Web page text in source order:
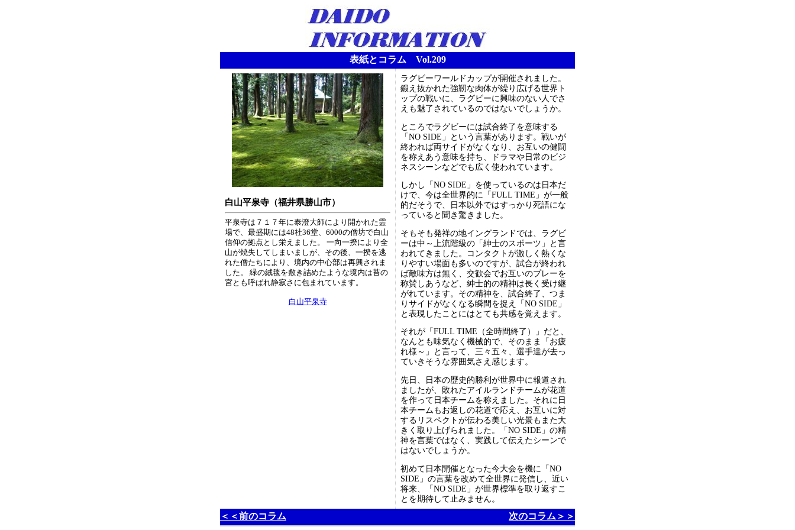
表紙とコラム Vol.209
白山平泉寺（福井県勝山市）
平泉寺は７１７年に泰澄大師により開かれた霊
場で、最盛期には48社36堂、6000の僧坊で白山
信仰の拠点とし栄えました。 一向一揆により全
山が焼失してしまいましが、その後、一揆を逃
れた僧たちにより、境内の中心部は再興されま
した。 緑の絨毯を敷き詰めたような境内は苔の
宮とも呼ばれ静寂さに包まれています。
白山平泉寺
ラグビーワールドカップが開催されました。
鍛え抜かれた強靭な肉体が繰り広げる世界ト
ップの戦いに、ラグビーに興味のない人でさ
えも魅了されているのではないでしょうか。
ところでラグビーには試合終了を意味する
「NO SIDE」という言葉があります。戦いが
終われば両サイドがなくなり、お互いの健闘
を称えあう意味を持ち、ドラマや日常のビジ
ネスシーンなどでも広く使われています。
しかし「NO SIDE」を使っているのは日本だ
けで、今は全世界的に「FULL TIME」が一般
的だそうで、日本以外ではすっかり死語にな
っていると聞き驚きました。
そもそも発祥の地イングランドでは、ラグビ
ーは中～上流階級の「紳士のスポーツ」と言
われてきました。コンタクトが激しく熱くな
りやすい場面も多いのですが、試合が終われ
ば敵味方は無く、交歓会でお互いのプレーを
称賛しあうなど、紳士的の精神は長く受け継
がれています。その精神を、試合終了、つま
りサイドがなくなる瞬間を捉え「NO SIDE」
と表現したことにはとても共感を覚えます。
それが「FULL TIME（全時間終了）」だと、
なんとも味気なく機械的で、そのまま「お疲
れ様～」と言って、三々五々、選手達が去っ
ていきそうな雰囲気さえ感じます。
先日、日本の歴史的勝利が世界中に報道され
ましたが、敗れたアイルランドチームが花道
を作って日本チームを称えました。それに日
本チームもお返しの花道で応え、お互いに対
するリスペクトが伝わる美しい光景もまた大
きく取り上げられました。「NO SIDE」の精
神を言葉ではなく、実践して伝えたシーンで
はないでしょうか。
初めて日本開催となった今大会を機に「NO
SIDE」の言葉を改めて全世界に発信し、近い
将来、「NO SIDE」が世界標準を取り返すこ
とを期待して止みません。
＜＜前のコラム 次のコラム＞＞